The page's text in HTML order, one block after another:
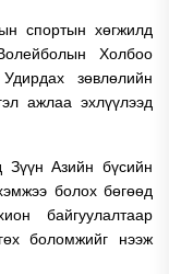
спортын хөгжилд
Холбоо
зөвлөлийн
ажлаа эхлүүлээд
Азийн бүсийн
болох бөгөөд
байгуулалтаар
боломжийг нээж